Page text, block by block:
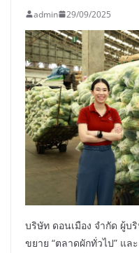
admin 29/09/2025
บริษัท ดอนเมือง จำกัด ผู้บ
ขยาย “ตลาดผักทั่วไป” แล